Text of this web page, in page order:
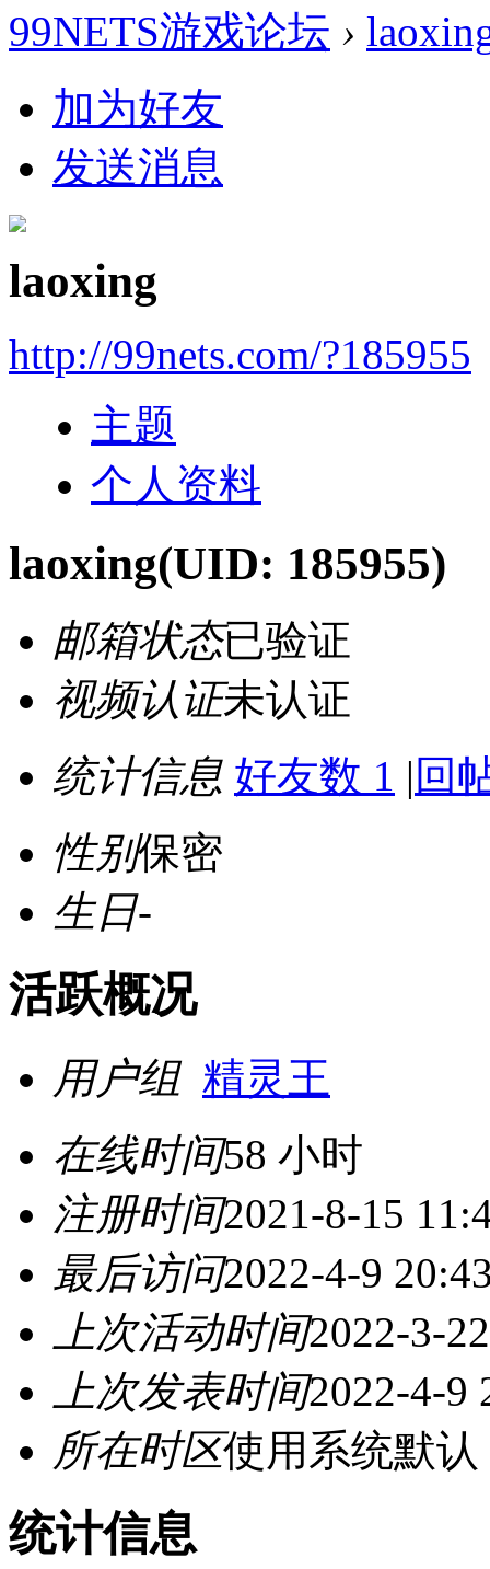
99NETS游戏论坛 ›
加为好友
发送消息
laoxing
http://99nets.com/?185955
主题
个人资料
laoxing(UID: 185955)
邮箱状态已验证
视频认证未认证
统计信息 好友数 1 | 回
性别保密
生日-
活跃概况
用户组 精灵王
在线时间58 小时
注册时间2021-8-15
最后访问2022-4-9
上次活动时间2022-3-
上次发表时间2022-4-9
所在时区使用系统默认
统计信息